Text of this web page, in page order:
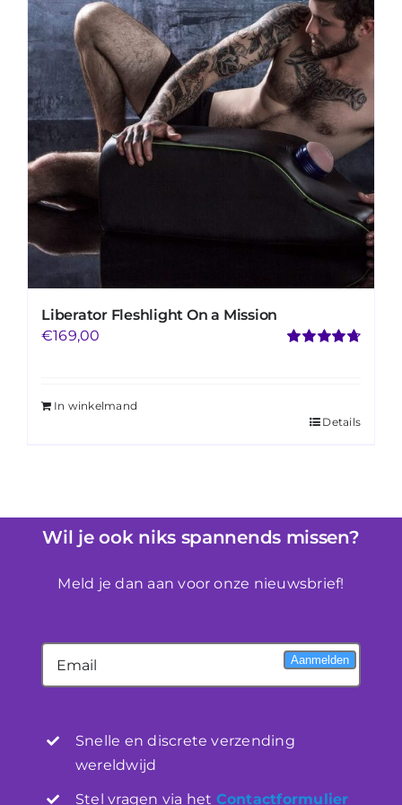
Mijn Account
Winkelwagen
Liberator Fleshlight On a Mission
€169,00
In winkelmand
Details
Wil je ook niks spannends missen?
Meld je dan aan voor onze nieuwsbrief!
Aanmelden
Snelle en discrete verzending
wereldwijd
Stel vragen via het Contactformulier